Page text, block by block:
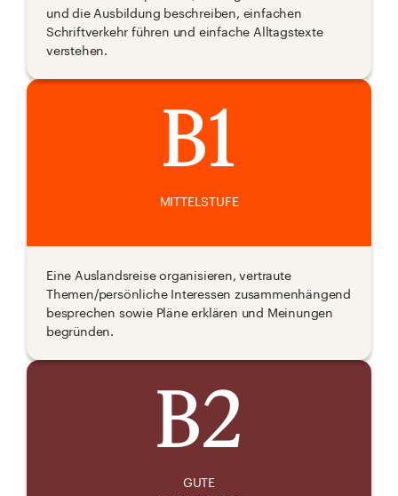
B2
GUTE
B1
MITTELSTUFE
Eine Auslandsreise organisieren, vertraute
Themen/persönliche Interessen zusammenhängend
besprechen sowie Pläne erklären und Meinungen
begründen.
und die Ausbildung beschreiben, einfachen
Schriftverkehr führen und einfache Alltagstexte
verstehen.